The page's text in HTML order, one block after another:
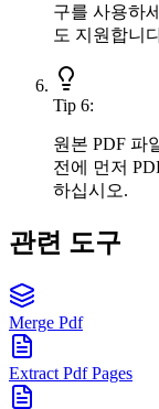
구를 사용하
도 지원합니
Tip 6:
원본 PDF 파
전에 먼저
하십시오.
관련 도구
Merge Pdf
Extract Pdf Pages